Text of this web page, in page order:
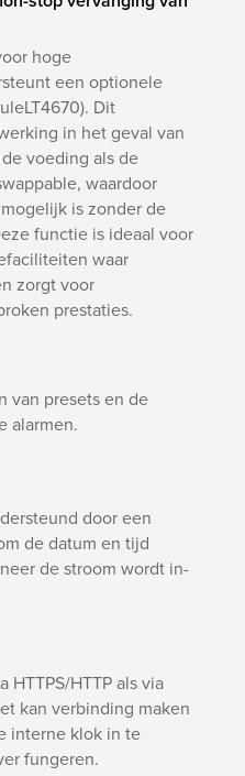
hoge
een optionele
Dit
in het geval van
voeding als de
waardoor
is zonder de
functie is ideaal voor
waar
zorgt voor
prestaties.
van presets en de
alarmen.
door een
de datum en tijd
de stroom wordt in-
HTTPS/HTTP als via
kan verbinding maken
interne klok in te
fungeren.